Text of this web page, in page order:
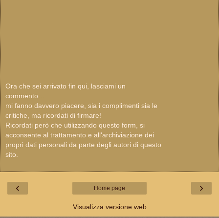
Ora che sei arrivato fin qui, lasciami un
commento...
mi fanno davvero piacere, sia i complimenti sia le
critiche, ma ricordati di firmare!
Ricordati però che utilizzando questo form, si
acconsente al trattamento e all'archiviazione dei
propri dati personali da parte degli autori di questo
sito.
‹ ›
Home page
Visualizza versione web